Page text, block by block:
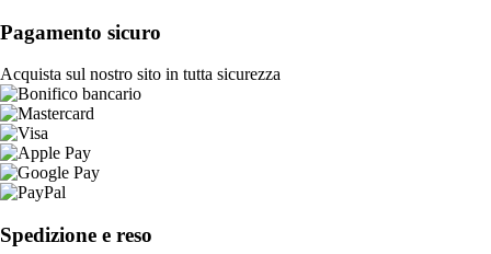
Pagamento sicuro
Acquista sul nostro sito in tutta sicurezza
Spedizione e reso